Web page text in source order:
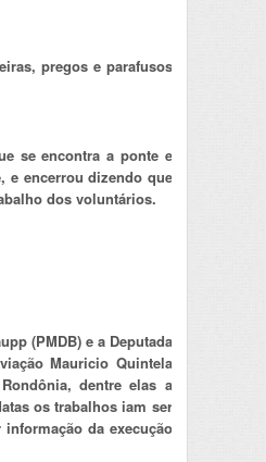
pregos e parafusos
se encontra a ponte e
e encerrou dizendo que
dos voluntários.
(PMDB) e a Deputada
Mauricio Quintela
dentre elas a
os trabalhos iam ser
da execução